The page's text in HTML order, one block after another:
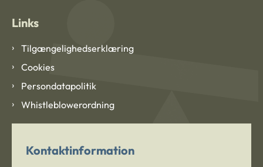
Links
Tilgængelighedserklæring
Cookies
Persondatapolitik
Whistleblowerordning
Kontaktinformation